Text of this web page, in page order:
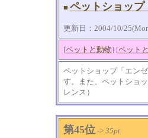
■ ペットショップ
更新日：2004/10/
[ペットと動物] [ペット
ペットショップ「エン
す。また、ペットショ
レンス）
第45位-> 35pt